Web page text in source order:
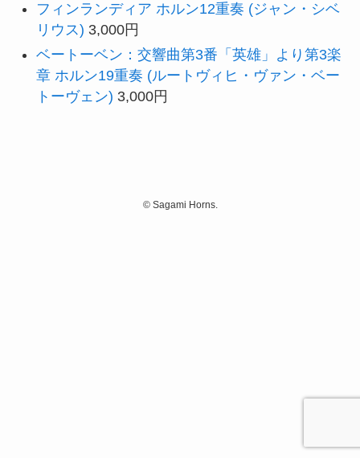
フィンランディア ホルン12重奏 (ジャン・シベ
リウス) 3,000円
ベートーベン：交響曲第3番「英雄」より第3楽
章 ホルン19重奏 (ルートヴィヒ・ヴァン・ベー
トーヴェン) 3,000円
©Sagami Horns.